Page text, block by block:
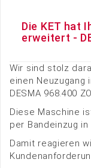
Die KET hat
erweitert -
Wir sind stolz
einen Neuzugang
DESMA 968.400
Diese Maschine
per Bandeinzug in
Damit reagieren